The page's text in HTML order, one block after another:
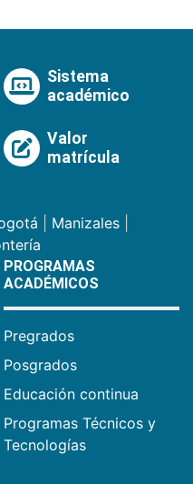
Sistema
académico
Valor
matrícula
Manizales
PROGRAMAS
ACADÉMICOS
Pregrados
Posgrados
Educación continua
Programas Técnicos y
Tecnologías